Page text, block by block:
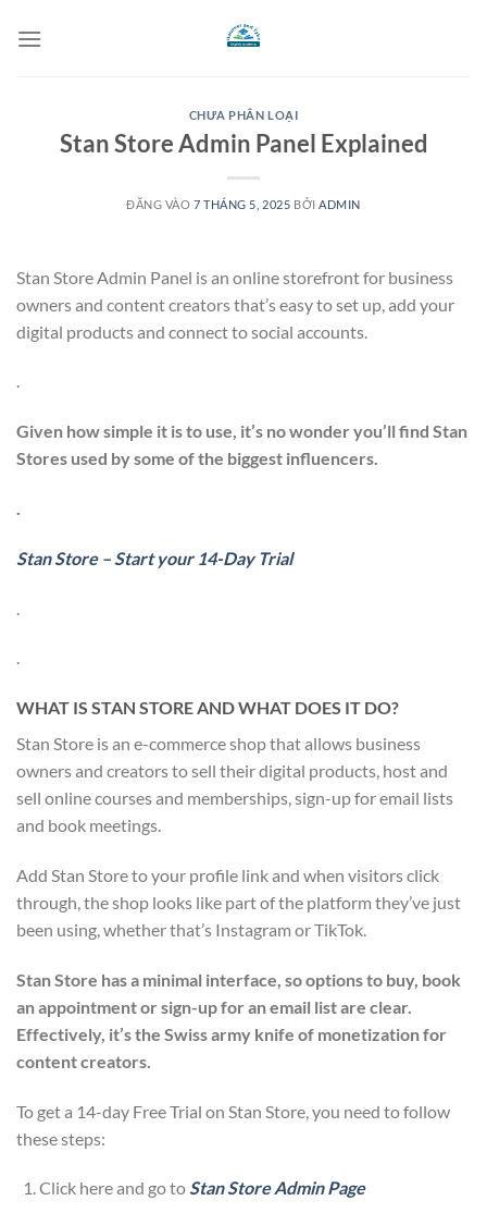
qua
CHƯA PHÂN LOẠI
Stan Store Admin Panel Explained
ĐĂNG VÀO 7 THÁNG 5, 2025 BỞI ADMIN
Stan Store Admin Panel is an online storefront for business
owners and content creators that’s easy to set up, add your
digital products and connect to social accounts.
.
Given how simple it is to use, it’s no wonder you’ll find Stan
Stores used by some of the biggest influencers.
.
Stan Store – Start your 14-Day Trial
.
WHAT IS STAN STORE AND WHAT DOES IT DO?
Stan Store is an e-commerce shop that allows business
owners and creators to sell their digital products, host and
sell online courses and memberships, sign-up for email lists
and book meetings.
Add Stan Store to your profile link and when visitors click
through, the shop looks like part of the platform they’ve just
been using, whether that’s Instagram or TikTok.
Stan Store has a minimal interface, so options to buy, book
an appointment or sign-up for an email list are clear.
Effectively, it’s the Swiss army knife of monetization for
content creators.
To get a 14-day Free Trial on Stan Store, you need to follow
these steps:
Click here and go toStan Store Admin Page